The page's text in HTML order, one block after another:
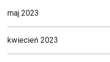
maj 2023
kwiecień 2023